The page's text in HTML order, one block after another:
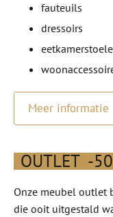
fauteuils
dressoirs
Meer informatie
OUTLET -
Onze meubel outlet
die ooit uitgestald